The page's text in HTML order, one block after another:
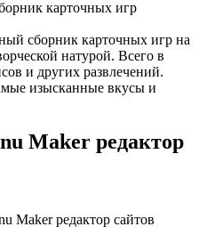
сборник карточных игр на
натурой. Всего в
и других развлечений.
изысканные вкусы и
Maker редактор